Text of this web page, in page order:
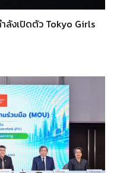
ลังเปิดตัว Tokyo Girls